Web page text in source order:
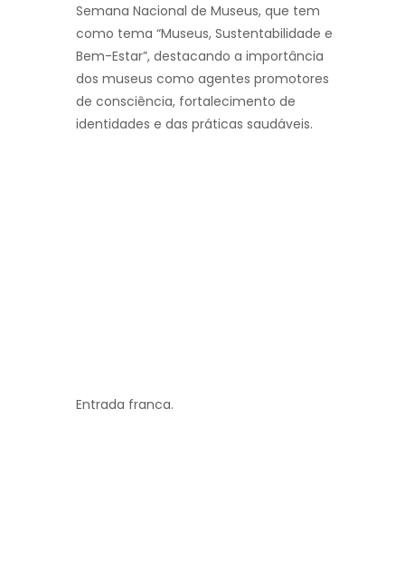
Semana Nacional de Museus, que tem
como tema “Museus, Sustentabilidade e
Bem-Estar”, destacando a importância
dos museus como agentes promotores
de consciência, fortalecimento de
identidades e das práticas saudáveis.
Entrada franca.